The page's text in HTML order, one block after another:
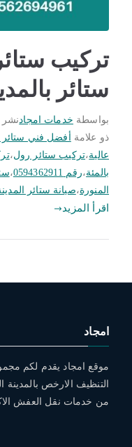
ستائر
بواسطة خدمات امجادنشر
ذو علامة
أفضل فني ستائر
عالية،تركيب ستائر رول،
بالمئة،رقم 0594362911 ،
المنورة،صيانة ستائر
اقرأ المزيد
امجاد
موقع امجاد يقدم لكم
التنظيف الارخص
من خدمات نقل العفش